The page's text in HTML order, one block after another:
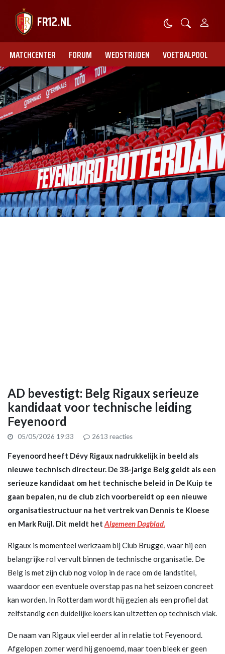
MATCHCENTER FORUM WEDSTRIJDEN VOETBALPOOL
AD bevestigt: Belg Rigaux serieuze
kandidaat voor technische leiding
Feyenoord
05/05/2026 19:33 2613 reacties
Feyenoord heeft Dévy Rigaux nadrukkelijk in beeld als
nieuwe technisch directeur. De 38-jarige Belg geldt als een
serieuze kandidaat om het technische beleid in De Kuip te
gaan bepalen, nu de club zich voorbereidt op een nieuwe
organisatiestructuur na het vertrek van Dennis te Kloese
en Mark Ruijl. Dit meldt het Algemeen Dagblad.
Rigaux is momenteel werkzaam bij Club Brugge, waar hij een
belangrijke rol vervult binnen de technische organisatie. De
Belg is met zijn club nog volop in de race om de landstitel,
waardoor een eventuele overstap pas na het seizoen concreet
kan worden. In Rotterdam wordt hij gezien als een profiel dat
zelfstandig een duidelijke koers kan uitzetten op technisch vlak.
De naam van Rigaux viel eerder al in relatie tot Feyenoord.
Afgelopen zomer werd hij genoemd, maar toen bleek er geen